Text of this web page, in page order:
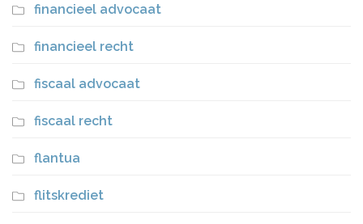
financieel advocaat
financieel recht
fiscaal advocaat
fiscaal recht
flantua
flitskrediet